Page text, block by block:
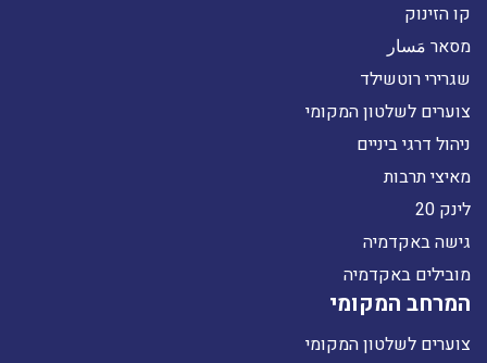
קו הזינוק
מסאר مَسار
שגרירי רוטשילד
צוערים לשלטון המקומי
ניהול דרגי ביניים
מאיצי תרבות
לינק 20
גישה באקדמיה
מובילים באקדמיה
המרחב המקומי
צוערים לשלטון המקומי